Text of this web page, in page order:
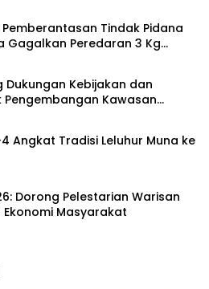
Tindak Pidana
Gagalkan Peredaran 3 Kg
Kebijakan dan
Kawasan
Angkat Tradisi Leluhur Muna ke
Dorong Pelestarian Warisan
Masyarakat